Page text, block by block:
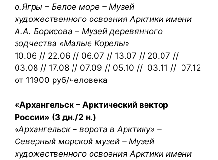
о.Ягры – Белое море – Музей
художественного освоения Арктики имени
А.А. Борисова – Музей деревянного
зодчества «Малые Корелы»
10.06 // 22.06 // 06.07 // 13.07 // 20.07 //
03.08 // 17.08 // 07.09 // 05.10 // 03.11 // 07.12
от 11900 руб/человека
«Архангельск – Арктический вектор
России» (3 дн./2 н.)
«Архангельск – ворота в Арктику» –
Северный морской музей – Музей
художественного освоения Арктики имени